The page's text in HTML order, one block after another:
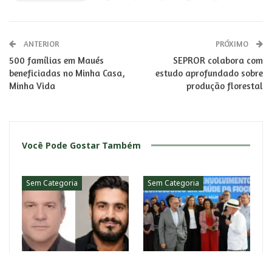
ANTERIOR
500 famílias em Maués
beneficiadas no Minha Casa,
Minha Vida
PRÓXIMO
SEPROR colabora com
estudo aprofundado sobre
produção florestal
Você Pode Gostar Também
Sem Categoria Sem Categoria